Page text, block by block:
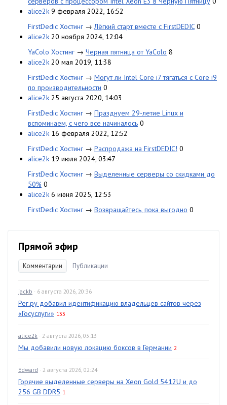
alice2k 9 февраля 2022, 16:52
FirstDedic Хостинг →Лёгкий старт вместе с FirstDEDIC 0
alice2k 20 ноября 2024, 12:04
YaColo Хостинг → Черная пятница от YaColo 8
alice2k 20 мая 2019, 11:38
FirstDedic Хостинг → Могут ли Intel Core i7 тягаться с Сore i9
по производительности 0
alice2k 25 августа 2020, 14:03
FirstDedic Хостинг → Празднуем 29-летие Linux и
вспоминаем, с чего все начиналось 0
alice2k 16 февраля 2022, 12:52
FirstDedic Хостинг → Распродажа на FirstDEDIC! 0
alice2k 19 июля 2024, 03:47
FirstDedic Хостинг → Выделенные серверы со скидками до
50% 0
alice2k 6 июня 2025, 12:53
FirstDedic Хостинг → Возвращайтесь, пока выгодно 0
Прямой эфир
Комментарии Публикации
jackb · 6 августа 2026, 20:36
Рег.ру добавил идентификацию владельцев сайтов через
«Госуслуги» 133
alice2k · 2 августа 2026, 03:13
Мы добавили новую локацию боксов в Германии 2
Edward · 2 августа 2026, 02:24
Горячие выделенные серверы на Xeon Gold 5412U и до
256 GB DDR5 1